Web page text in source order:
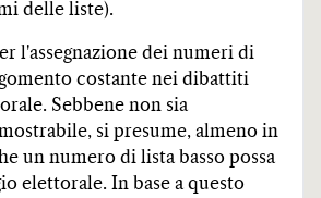
delle liste).
l'assegnazione dei numeri di
costante nei dibattiti
Sebbene non sia
si presume, almeno in
un numero di lista basso possa
elettorale. In base a questo